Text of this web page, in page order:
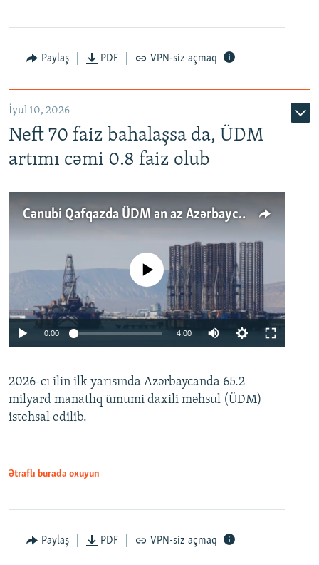
Paylaş PDF VPN-siz açmaq
İyul 10, 2026
Neft 70 faiz bahalaşsa da, ÜDM
artımı cəmi 0.8 faiz olub
Cənubi Qafqazda ÜDM ən az Azərbaycanda artır: Qonşuları niyə Bakını qabaqlaya bilir?
Auto 240p 360p 480p
No media source currently available
0:00 4:00
360p
480p
2026-cı ilin ilk yarısında Azərbaycanda 65.2
milyard manatlıq ümumi daxili məhsul (ÜDM)
istehsal edilib.
Ətraflı burada oxuyun
Paylaş PDF VPN-siz açmaq